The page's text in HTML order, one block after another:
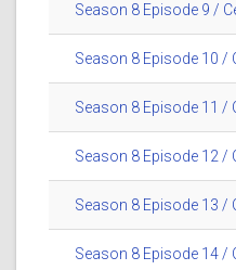
Season 8 Episode 9 /
Season 8 Episode 10 /
Season 8 Episode 11 /
Season 8 Episode 12 /
Season 8 Episode 13 /
Season 8 Episode 14 /